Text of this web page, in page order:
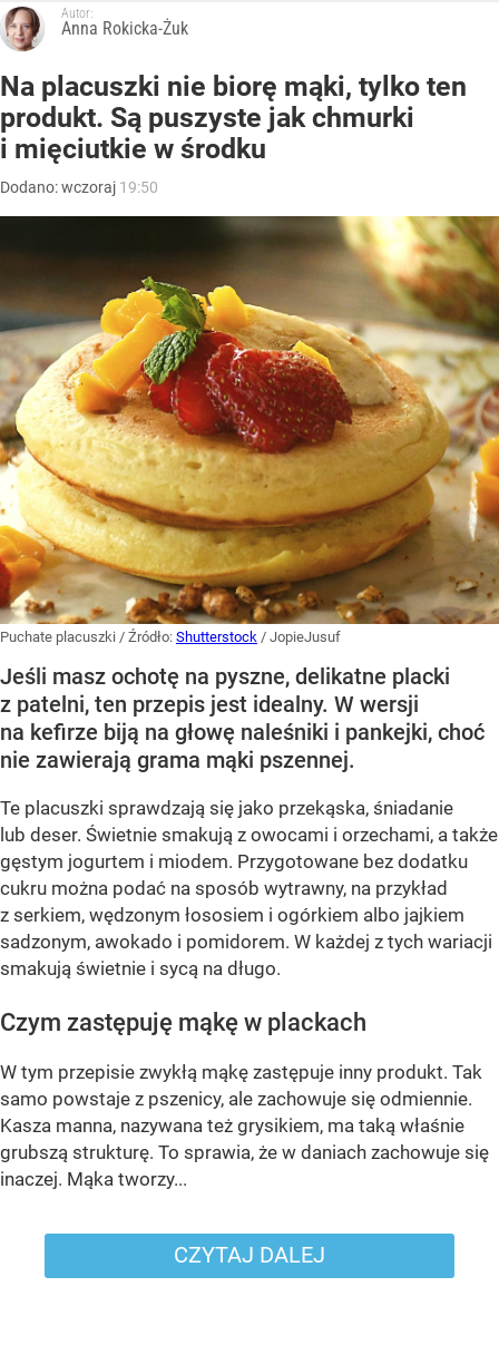
Autor:
Anna Rokicka-Żuk
Na placuszki nie biorę mąki, tylko ten
produkt. Są puszyste jak chmurki
i mięciutkie w środku
Dodano:wczoraj 19:50
Puchate placuszki / Źródło: Shutterstock / JopieJusuf
Jeśli masz ochotę na pyszne, delikatne placki
z patelni, ten przepis jest idealny. W wersji
na kefirze biją na głowę naleśniki i pankejki, choć
nie zawierają grama mąki pszennej.
Te placuszki sprawdzają się jako przekąska, śniadanie
lub deser. Świetnie smakują z owocami i orzechami, a także
gęstym jogurtem i miodem. Przygotowane bez dodatku
cukru można podać na sposób wytrawny, na przykład
z serkiem, wędzonym łososiem i ogórkiem albo jajkiem
sadzonym, awokado i pomidorem. W każdej z tych wariacji
smakują świetnie i sycą na długo.
Czym zastępuję mąkę w plackach
W tym przepisie zwykłą mąkę zastępuje inny produkt. Tak
samo powstaje z pszenicy, ale zachowuje się odmiennie.
Kasza manna, nazywana też grysikiem, ma taką właśnie
grubszą strukturę. To sprawia, że w daniach zachowuje się
inaczej. Mąka tworzy...
CZYTAJ DALEJ